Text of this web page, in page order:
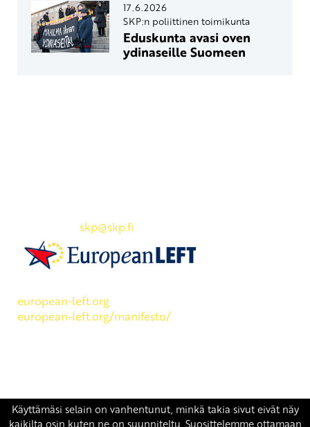
17.6.2026
SKP:n poliittinen toimikunta
Eduskunta avasi oven
ydinaseille Suomeen
skp@skp.fi
european-left.org
european-left.org/manifesto/